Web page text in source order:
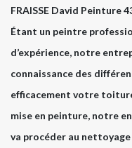
FRAISSE David Peinture
Étant un peintre
d’expérience, notre
connaissance des
efficacement votre
mise en peinture, notre
va procéder au